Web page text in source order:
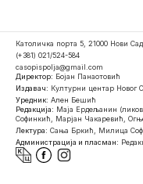
Католичка порта 5, 21000 Нови
(+381) 021/524-584
casopispolja@gmail.com
Директор: Бојан Панаотовић
Издавач: Културни центар Новог
Уредник: Ален Бешић
Редакција: Маја Ердељанин
Софинкић, Марјан Чакаревић,
Лектура: Сања Бркић, Милица
Администрација и пласман: